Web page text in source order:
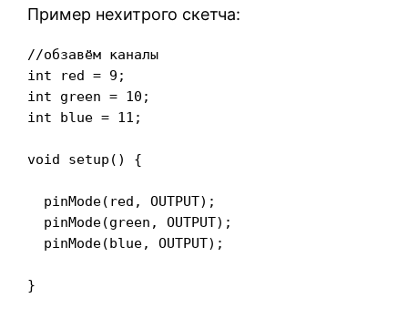
Пример нехитрого скетча:
//обзавём каналы
int red = 9;
int green = 10;
int blue = 11;
void setup() {
  pinMode(red, OUTPUT);
  pinMode(green, OUTPUT);
  pinMode(blue, OUTPUT);
}